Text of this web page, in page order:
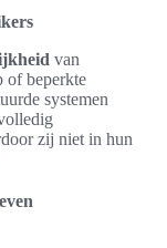
van
of beperkte
systemen
zij niet in hun